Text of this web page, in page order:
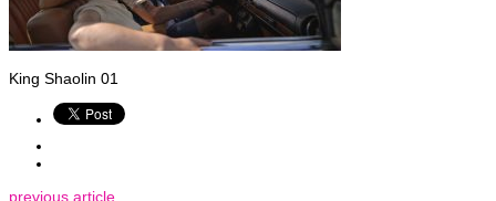
King Shaolin 01
previous article